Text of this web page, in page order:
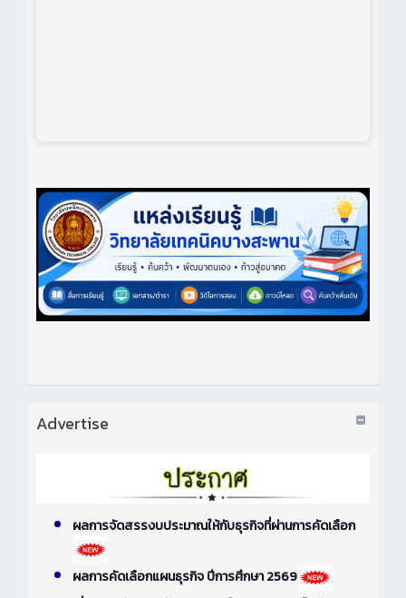
Advertise
ผลการจัดสรรงบประมาณให้กับธุรกิจที่ผ่านการคัดเลือก
ผลการคัดเลือกแผนธุรกิจ ปีการศึกษา 2569